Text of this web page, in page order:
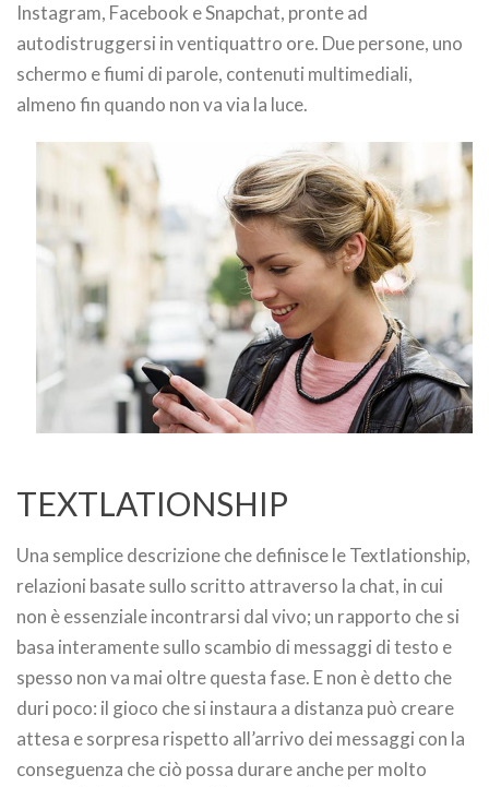
Instagram, Facebook e Snapchat, pronte ad
autodistruggersi in ventiquattro ore. Due persone, uno
schermo e fiumi di parole, contenuti multimediali,
almeno fin quando non va via la luce.
TEXTLATIONSHIP
Una semplice descrizione che definisce le Textlationship,
relazioni basate sullo scritto attraverso la chat, in cui
non è essenziale incontrarsi dal vivo; un rapporto che si
basa interamente sullo scambio di messaggi di testo e
spesso non va mai oltre questa fase. E non è detto che
duri poco: il gioco che si instaura a distanza può creare
attesa e sorpresa rispetto all’arrivo dei messaggi con la
conseguenza che ciò possa durare anche per molto